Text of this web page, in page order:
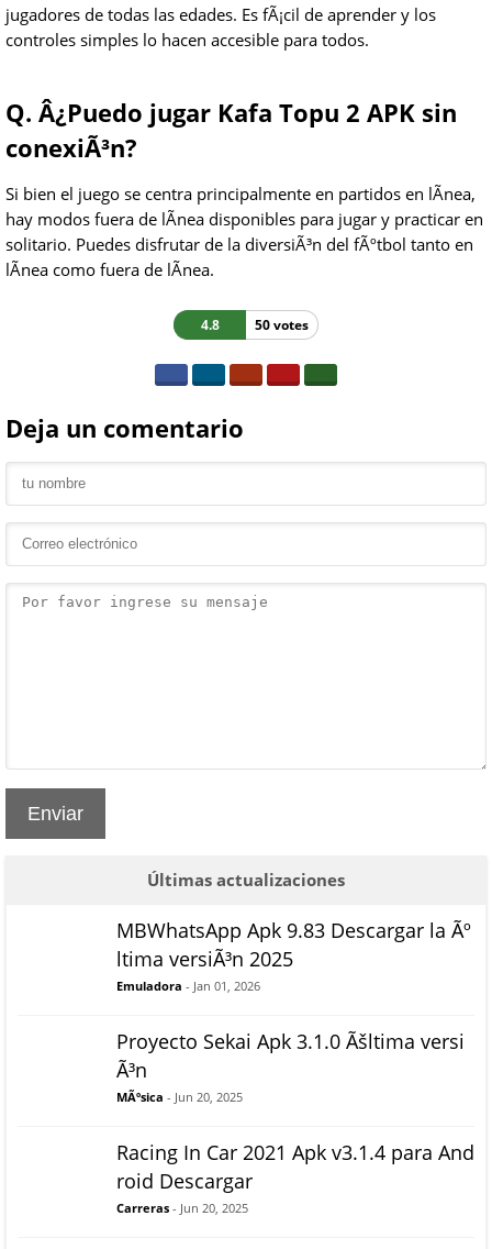
jugadores de todas las edades. Es fÃ¡cil de aprender y los
controles simples lo hacen accesible para todos.
Q. Â¿Puedo jugar Kafa Topu 2 APK sin
conexiÃ³n?
Si bien el juego se centra principalmente en partidos en lÃ­nea,
hay modos fuera de lÃ­nea disponibles para jugar y practicar en
solitario. Puedes disfrutar de la diversiÃ³n del fÃºtbol tanto en
lÃ­nea como fuera de lÃ­nea.
4.8 50 votes
Deja un comentario
Enviar
Últimas actualizaciones
MBWhatsApp Apk 9.83 Descargar la Ãº
ltima versiÃ³n 2025
Emuladora - Jan 01, 2026
Proyecto Sekai Apk 3.1.0 Ãšltima versi
Ã³n
MÃºsica - Jun 20, 2025
Racing In Car 2021 Apk v3.1.4 para And
roid Descargar
Carreras - Jun 20, 2025